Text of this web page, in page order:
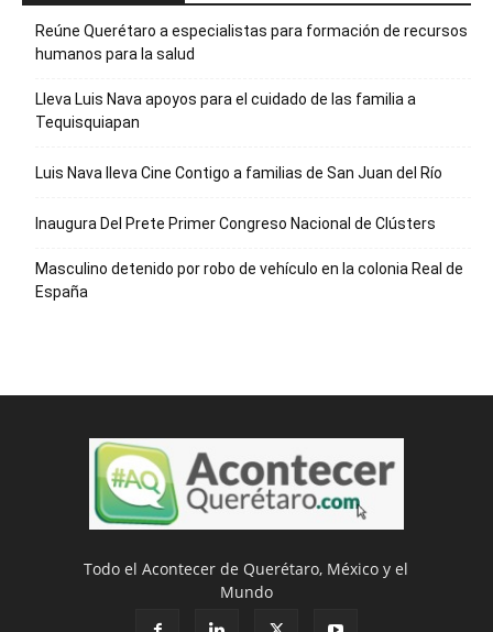
Reúne Querétaro a especialistas para formación de recursos
humanos para la salud
Lleva Luis Nava apoyos para el cuidado de las familia a
Tequisquiapan
Luis Nava lleva Cine Contigo a familias de San Juan del Río
Inaugura Del Prete Primer Congreso Nacional de Clústers
Masculino detenido por robo de vehículo en la colonia Real de
España
Todo el Acontecer de Querétaro, México y el
Mundo